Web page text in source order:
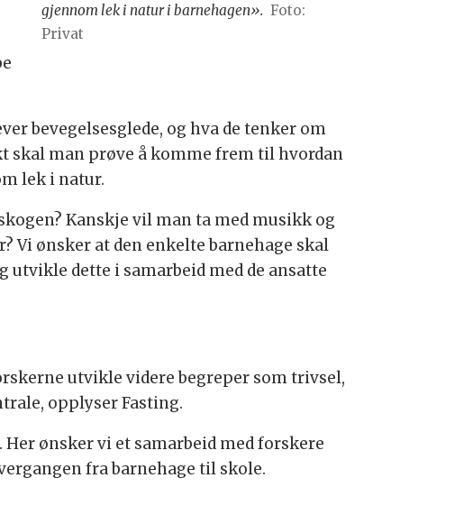
gjennom lek i natur i barnehagen». Foto:
Privat
bevegelsesglede, og hva de tenker om
skal man prøve å komme frem til hvordan
lek i natur.
Kanskje vil man ta med musikk og
Vi ønsker at den enkelte barnehage skal
utvikle dette i samarbeid med de ansatte
utvikle videre begreper som trivsel,
opplyser Fasting.
ønsker vi et samarbeid med forskere
fra barnehage til skole.